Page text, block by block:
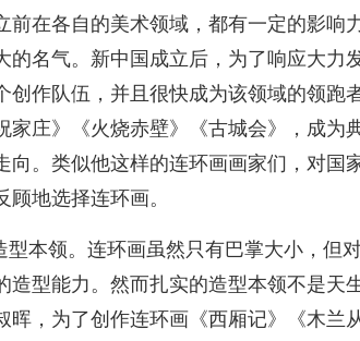
前在各自的美术领域，都有一定的影响
的名气。新中国成立后，为了响应大力
创作队伍，并且很快成为该领域的领跑
家庄》《火烧赤壁》《古城会》，成为
向。类似他这样的连环画画家们，对国
顾地选择连环画。
型本领。连环画虽然只有巴掌大小，但
造型能力。然而扎实的造型本领不是天
晖，为了创作连环画《西厢记》《木兰